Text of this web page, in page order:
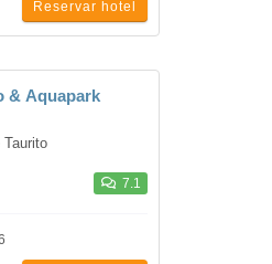
Reservar hotel
& Aquapark
Taurito
7.1